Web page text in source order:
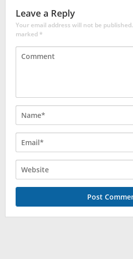
Leave a Reply
Your email address will not be published.
marked*